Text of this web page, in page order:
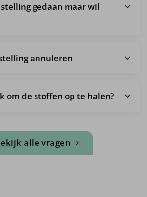
gedaan maar wil
annuleren
om de stoffen op te halen?
alle vragen